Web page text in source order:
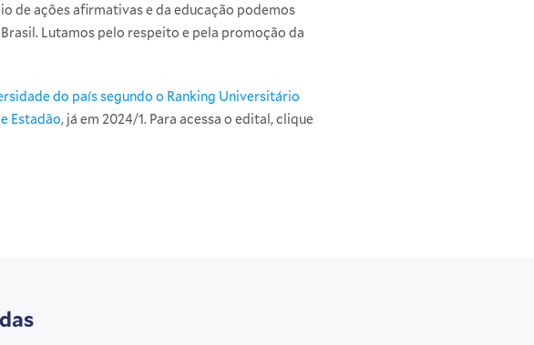
de ações afirmativas e da educação podemos
Lutamos pelo respeito e pela promoção da
do país segundo o Ranking Universitário
Estadão, já em 2024/1. Para acessa o edital, clique